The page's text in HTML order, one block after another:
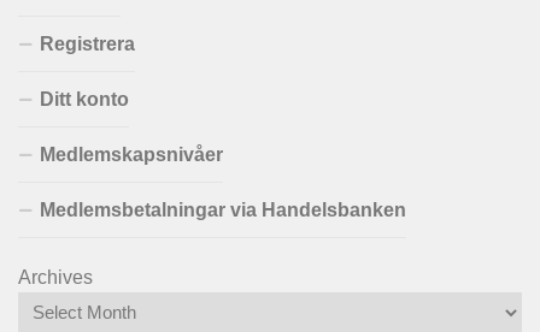
Registrera
Ditt konto
Medlemskapsnivåer
Medlemsbetalningar via Handelsbanken
Archives